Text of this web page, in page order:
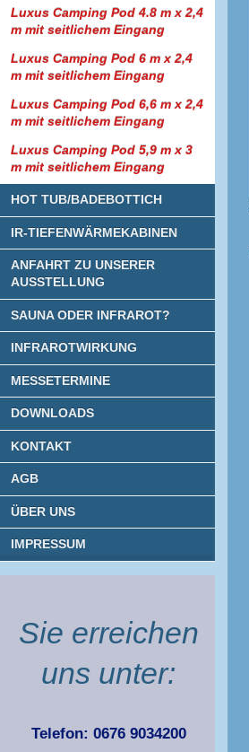
Luxus Camping Pod 4.8 m x 2,4
m mit seitlichem Eingang
Luxus Camping Pod 6 m x 2,4
m mit seitlichem Eingang
Luxus Camping Pod 6,6 m x 2,4
m mit seitlichem Eingang
Luxus Camping Pod 5,9 m x 3
m mit seitlichem Eingang
HOT TUB/BADEBOTTICH
IR-TIEFENWÄRMEKABINEN
ANFAHRT ZU UNSERER
AUSSTELLUNG
SAUNA ODER INFRAROT?
INFRAROTWIRKUNG
MESSETERMINE
DOWNLOADS
KONTAKT
AGB
ÜBER UNS
IMPRESSUM
Sie erreichen
uns unter:
Telefon: 0676 9034200